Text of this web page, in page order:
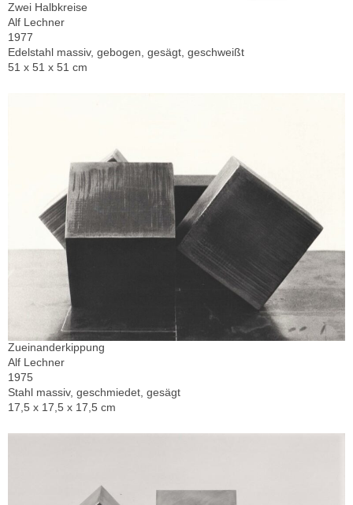
Zwei Halbkreise
Alf Lechner
1977
Edelstahl massiv, gebogen, gesägt, geschweißt
51 x 51 x 51 cm
Zueinanderkippung
Alf Lechner
1975
Stahl massiv, geschmiedet, gesägt
17,5 x 17,5 x 17,5 cm